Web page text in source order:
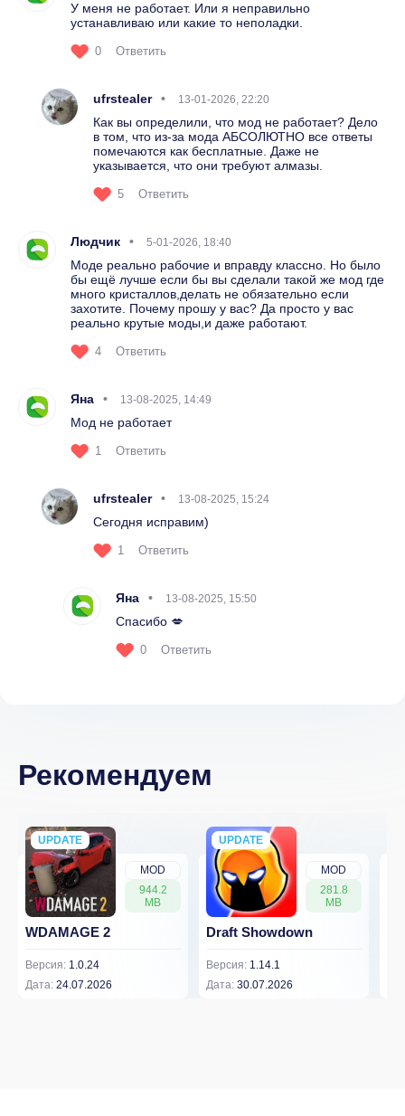
У меня не работает. Или я неправильно
устанавливаю или какие то неполадки.
0 Ответить
ufrstealer 13-01-2026, 22:20
Как вы определили, что мод не работает? Дело
в том, что из-за мода АБСОЛЮТНО все ответы
помечаются как бесплатные. Даже не
указывается, что они требуют алмазы.
5 Ответить
Людчик 5-01-2026, 18:40
Моде реально рабочие и вправду классно. Но было
бы ещё лучше если бы вы сделали такой же мод где
много кристаллов,делать не обязательно если
захотите. Почему прошу у вас? Да просто у вас
реально крутые моды,и даже работают.
4 Ответить
Яна 13-08-2025, 14:49
Мод не работает
1 Ответить
ufrstealer 13-08-2025, 15:24
Сегодня исправим)
1 Ответить
Яна 13-08-2025, 15:50
Спасибо 💋
0 Ответить
Рекомендуем
MOD
944.2
MB
UPDATE
NEW
WDAMAGE 2
Версия: 1.0.24
Дата: 24.07.2026
MOD
281.8
MB
UPDATE
NEW
Draft Showdown
Версия: 1.14.1
Дата: 30.07.2026